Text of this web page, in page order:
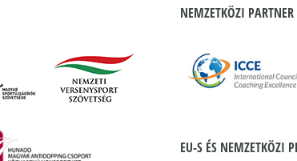
NEMZETKÖZI PARTNER
EU-S ÉS NEMZETKÖZI